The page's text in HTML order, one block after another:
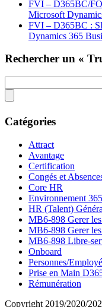
FVI – D365BC/
Microsoft
FVI – D365BC :
Dynamics 365
Rechercher un «
Catégories
Attract
Avantage
Certification
Congés et
Core HR
Environnement 365
HR (Talent)
MB6-898 Gerer
MB6-898 Gerer les
MB6-898 Libre-
Onboard
Personnes/
Prise en Main
Rémunération
Copyright 2019/2020/